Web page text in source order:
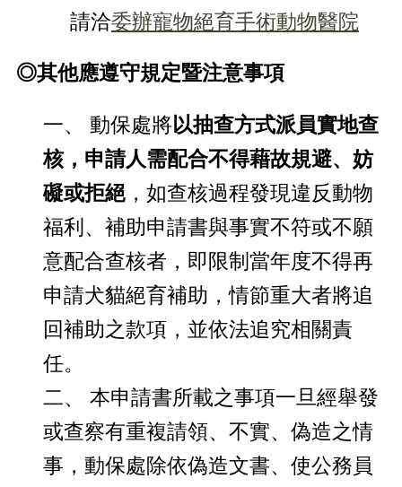
請洽委辦寵物絕育手術動物醫院
◎其他應遵守規定暨注意事項
一、 動保處將以抽查方式派員實地查
核，申請人需配合不得藉故規避、妨
礙或拒絕，如查核過程發現違反動物
福利、補助申請書與事實不符或不願
意配合查核者，即限制當年度不得再
申請犬貓絕育補助，情節重大者將追
回補助之款項，並依法追究相關責
任。
二、 本申請書所載之事項一旦經舉發
或查察有重複請領、不實、偽造之情
事，動保處除依偽造文書、使公務員